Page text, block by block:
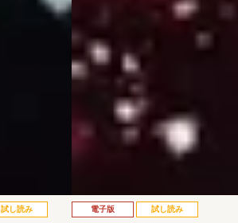
試し読み 電子版 試し読み